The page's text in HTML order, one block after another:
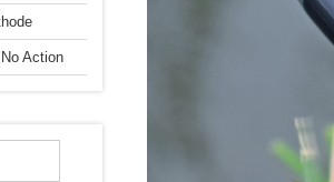
Action